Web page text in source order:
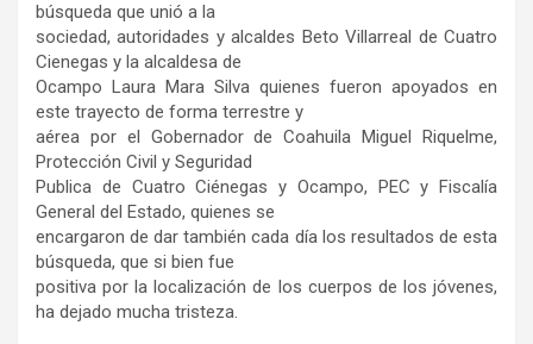
búsqueda que unió a la
sociedad, autoridades y alcaldes Beto Villarreal de Cuatro
Cienegas y la alcaldesa de
Ocampo Laura Mara Silva quienes fueron apoyados en
este trayecto de forma terrestre y
aérea por el Gobernador de Coahuila Miguel Riquelme,
Protección Civil y Seguridad
Publica de Cuatro Ciénegas y Ocampo, PEC y Fiscalía
General del Estado, quienes se
encargaron de dar también cada día los resultados de esta
búsqueda, que si bien fue
positiva por la localización de los cuerpos de los jóvenes,
ha dejado mucha tristeza.